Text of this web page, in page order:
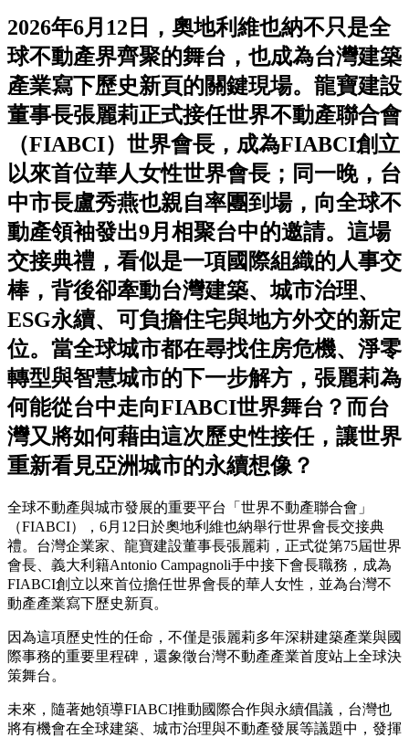
2026年6月12日，奧地利維也納不只是全
球不動產界齊聚的舞台，也成為台灣建築
產業寫下歷史新頁的關鍵現場。龍寶建設
董事長張麗莉正式接任世界不動產聯合會
（FIABCI）世界會長，成為FIABCI創立
以來首位華人女性世界會長；同一晚，台
中市長盧秀燕也親自率團到場，向全球不
動產領袖發出9月相聚台中的邀請。這場
交接典禮，看似是一項國際組織的人事交
棒，背後卻牽動台灣建築、城市治理、
ESG永續、可負擔住宅與地方外交的新定
位。當全球城市都在尋找住房危機、淨零
轉型與智慧城市的下一步解方，張麗莉為
何能從台中走向FIABCI世界舞台？而台
灣又將如何藉由這次歷史性接任，讓世界
重新看見亞洲城市的永續想像？
全球不動產與城市發展的重要平台「世界不動產聯合會」
（FIABCI），6月12日於奧地利維也納舉行世界會長交接典
禮。台灣企業家、龍寶建設董事長張麗莉，正式從第75屆世界
會長、義大利籍Antonio Campagnoli手中接下會長職務，成為
FIABCI創立以來首位擔任世界會長的華人女性，並為台灣不
動產產業寫下歷史新頁。
因為這項歷史性的任命，不僅是張麗莉多年深耕建築產業與國
際事務的重要里程碑，還象徵台灣不動產產業首度站上全球決
策舞台。
未來，隨著她領導FIABCI推動國際合作與永續倡議，台灣也
將有機會在全球建築、城市治理與不動產發展等議題中，發揮